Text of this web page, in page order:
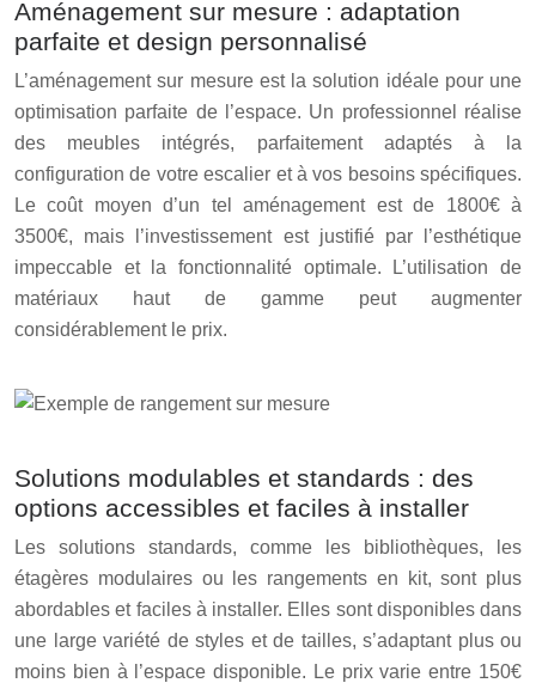
Aménagement sur mesure : adaptation
parfaite et design personnalisé
L’aménagement sur mesure est la solution idéale pour une
optimisation parfaite de l’espace. Un professionnel réalise
des meubles intégrés, parfaitement adaptés à la
configuration de votre escalier et à vos besoins spécifiques.
Le coût moyen d’un tel aménagement est de 1800€ à
3500€, mais l’investissement est justifié par l’esthétique
impeccable et la fonctionnalité optimale. L’utilisation de
matériaux haut de gamme peut augmenter
considérablement le prix.
Solutions modulables et standards : des
options accessibles et faciles à installer
Les solutions standards, comme les bibliothèques, les
étagères modulaires ou les rangements en kit, sont plus
abordables et faciles à installer. Elles sont disponibles dans
une large variété de styles et de tailles, s’adaptant plus ou
moins bien à l’espace disponible. Le prix varie entre 150€